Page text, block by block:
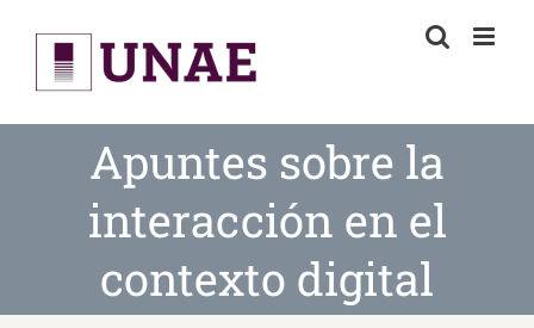
content
Apuntes sobre la
interacción en el
contexto digital